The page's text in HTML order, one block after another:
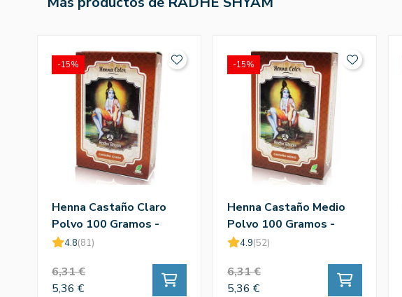
Henna Castaño Claro
Polvo 100 Gramos -
Radhe Shyam
4.8(81)
6,31 €
5,36 €
-15%
Henna Castaño Medio
Polvo 100 Gramos -
Radhe Shyam
4.9(52)
6,31 €
5,36 €
-15%